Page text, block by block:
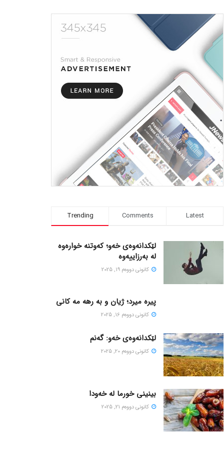
Trending Comments Latest
لێکدانەوەی خەو؛ کەوتنە خوارەوە
لە بەرزاییەوە
كانونی دووه‌م 19, 2025
پیره میرد؛ ژیان و به رهه مه کانی
كانونی دووه‌م 16, 2025
لێکدانەوەی خەو: گەنم
كانونی دووه‌م 20, 2025
بینینی خورما لە خەودا
كانونی دووه‌م 21, 2025